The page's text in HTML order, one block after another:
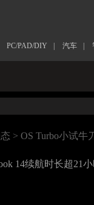
PC/PAD/DIY 汽车
> OS Turbo小试牛